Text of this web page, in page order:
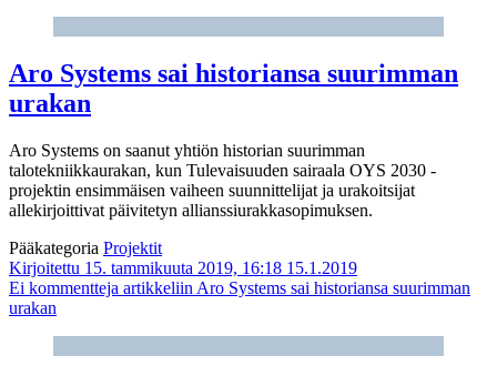
Aro Systems sai historiansa suurimman
urakan
Aro Systems on saanut yhtiön historian suurimman
talotekniikkaurakan, kun Tulevaisuuden sairaala OYS 2030 -
projektin ensimmäisen vaiheen suunnittelijat ja urakoitsijat
allekirjoittivat päivitetyn allianssiurakkasopimuksen.
Pääkategoria Projektit
Kirjoitettu 15. tammikuuta 2019, 16:18 15.1.2019
Ei kommentteja artikkeliin Aro Systems sai historiansa suurimman
urakan